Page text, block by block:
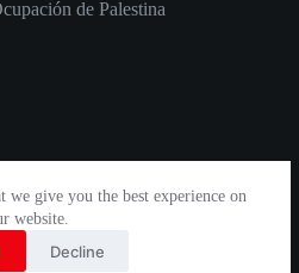
we give you the best experience on
website.
Decline
de Palestina
CompartirIgual